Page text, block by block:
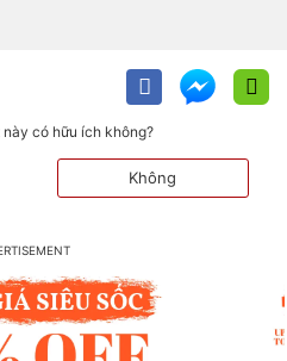
có hữu ích không?
Không